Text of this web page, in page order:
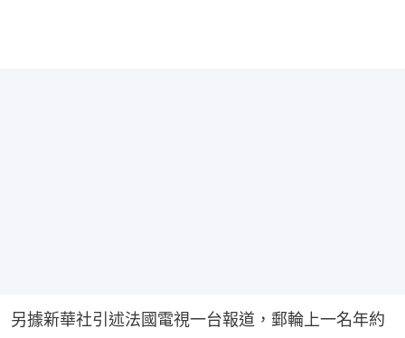
另據新華社引述法國電視一台報道，郵輪上一名年約